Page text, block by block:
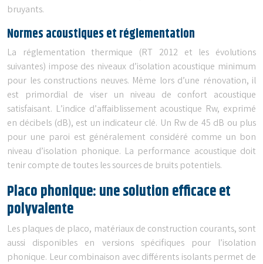
bruyants.
Normes acoustiques et réglementation
La réglementation thermique (RT 2012 et les évolutions
suivantes) impose des niveaux d’isolation acoustique minimum
pour les constructions neuves. Même lors d’une rénovation, il
est primordial de viser un niveau de confort acoustique
satisfaisant. L’indice d’affaiblissement acoustique Rw, exprimé
en décibels (dB), est un indicateur clé. Un Rw de 45 dB ou plus
pour une paroi est généralement considéré comme un bon
niveau d’isolation phonique. La performance acoustique doit
tenir compte de toutes les sources de bruits potentiels.
Placo phonique: une solution efficace et
polyvalente
Les plaques de placo, matériaux de construction courants, sont
aussi disponibles en versions spécifiques pour l’isolation
phonique. Leur combinaison avec différents isolants permet de